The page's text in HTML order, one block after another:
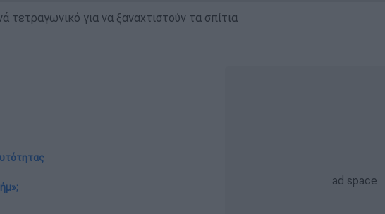
για να ξαναχτιστούν τα σπίτια